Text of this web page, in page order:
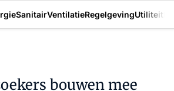
SanitairVentilatieRegelgevingUtiliteit
bouwen mee